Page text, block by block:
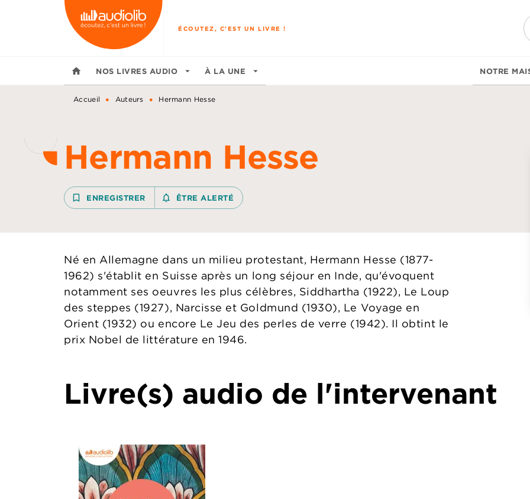
MENU RECHERCHE
ÉCOUTEZ, C'EST UN LIVRE !
home NOS LIVRES AUDIO arrow_drop_down À LA UNE arrow_drop_down NOTRE
Accueil • Auteurs • Hermann Hesse
Hermann Hesse
bookmark_border ENREGISTRER notifications_none_outlined
ÊTRE ALERTÉ
Né en Allemagne dans un milieu protestant, Hermann Hesse (1877-
1962) s'établit en Suisse après un long séjour en Inde, qu'évoquent
notamment ses oeuvres les plus célèbres, Siddhartha (1922), Le Loup
des steppes (1927), Narcisse et Goldmund (1930), Le Voyage en
Orient (1932) ou encore Le Jeu des perles de verre (1942). Il obtint le
prix Nobel de littérature en 1946.
Livre(s) audio de l'intervenant